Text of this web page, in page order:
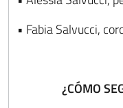
• Fabia Salvucci,
¿CÓMO